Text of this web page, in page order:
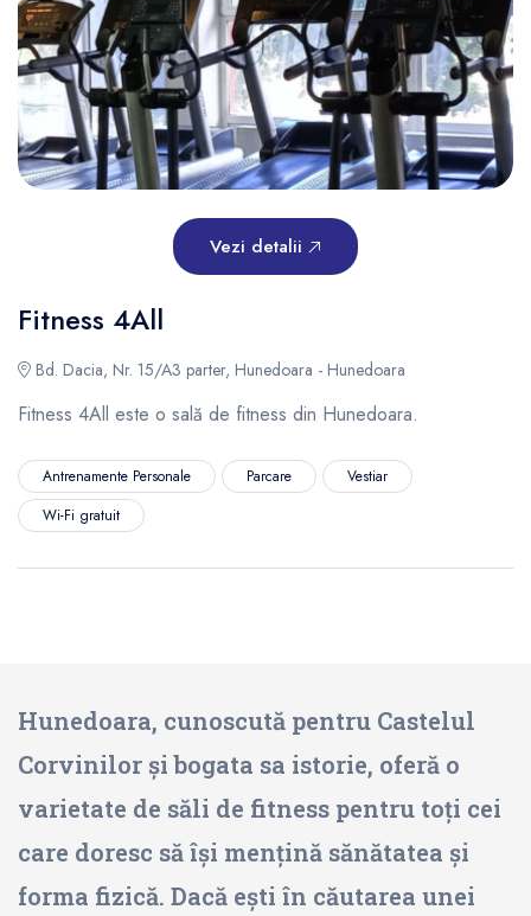
Vezi detalii
Fitness 4All
Bd. Dacia, Nr. 15/A3 parter, Hunedoara - Hunedoara
Fitness 4All este o sală de fitness din Hunedoara.
Antrenamente Personale Parcare
Vestiar
Wi-Fi gratuit
Hunedoara, cunoscută pentru Castelul
Corvinilor și bogata sa istorie, oferă o
varietate de săli de fitness pentru toți cei
care doresc să își mențină sănătatea și
forma fizică. Dacă ești în căutarea unei